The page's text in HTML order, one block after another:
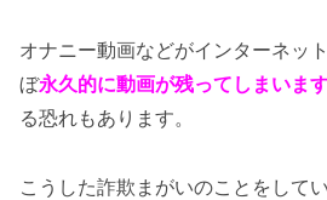
オナニー動画などがインターネッ
ぼ永久的に動画が残ってしまいま
る恐れもあります。
こうした詐欺まがいのことをして